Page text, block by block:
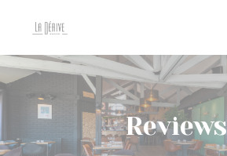
Reviews